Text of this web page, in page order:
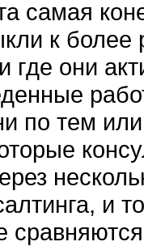
самая
к более
где они
по тем
и